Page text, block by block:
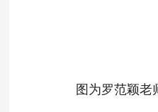
图为罗范颖老